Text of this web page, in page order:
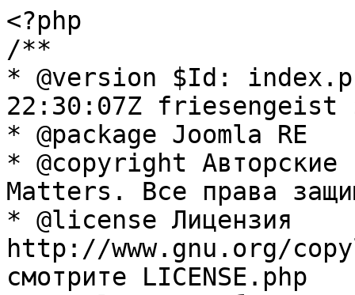
<?php
/**
* @version $Id:
22:30:07Z friesengeist
* @package Joomla RE
* @copyright Авторские
Matters. Все права
* @license Лицензия
http://www.gnu.org/
смотрите LICENSE.php